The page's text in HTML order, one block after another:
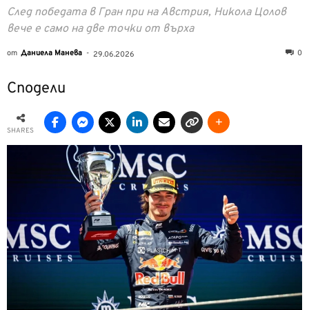
След победата в Гран при на Австрия, Никола Цолов
вече е само на две точки от върха
от Даниела Манева - 29.06.2026 0
Сподели
SHARES